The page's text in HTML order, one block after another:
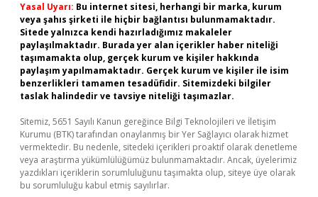
Yasal Uyarı: Bu internet sitesi, herhangi bir marka, kurum
veya şahıs şirketi ile hiçbir bağlantısı bulunmamaktadır.
Sitede yalnızca kendi hazırladığımız makaleler
paylaşılmaktadır. Burada yer alan içerikler haber niteliği
taşımamakta olup, gerçek kurum ve kişiler hakkında
paylaşım yapılmamaktadır. Gerçek kurum ve kişiler ile isim
benzerlikleri tamamen tesadüfidir. Sitemizdeki bilgiler
taslak halindedir ve tavsiye niteliği taşımazlar.
Sitemiz, 5651 Sayılı Kanun gereğince Bilgi Teknolojileri ve İletişim
Kurumu (BTK) tarafından onaylanmış bir Yer Sağlayıcı olarak hizmet
vermektedir. Bu nedenle, sitedeki içerikleri proaktif olarak denetleme
veya araştırma yükümlülüğümüz bulunmamaktadır. Ancak, üyelerimiz
yazdıkları içeriklerin sorumluluğunu taşımakta olup, siteye üye olarak
bu sorumluluğu kabul etmiş sayılırlar.